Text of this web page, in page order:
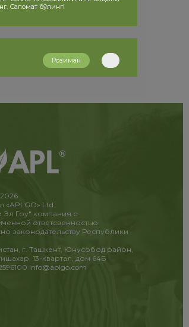
«APLGO» Ltd.
Эл Гоу" компания с
ответсвенностью
законодательству Республики
г. Ташкент, Юнусобод район,
13-квартал, дом 64Б
info@aplgo.com
Саломат бўлинг!
Розиман